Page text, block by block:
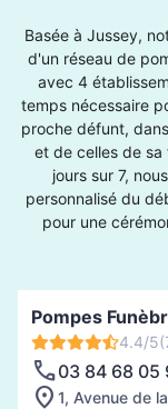
Basée à Jussey,
d'un réseau de
avec 4
temps nécessaire
proche défunt,
et de celles de sa
jours sur 7,
personnalisé du
pour une
Pompes
4.4/5
03 84 68 05
1, Avenue de